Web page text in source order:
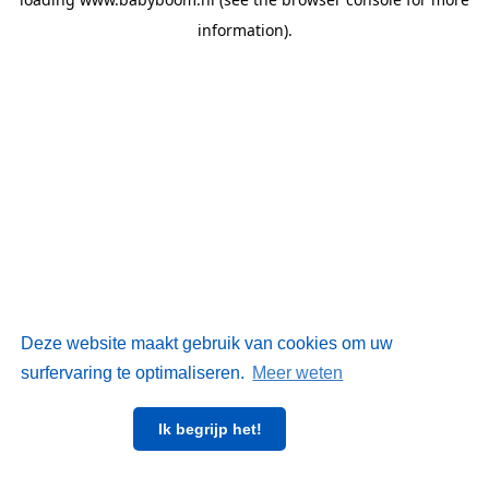
Deze website maakt gebruik van cookies om uw
surfervaring te optimaliseren. Meer weten
Ik begrijp het!
information).